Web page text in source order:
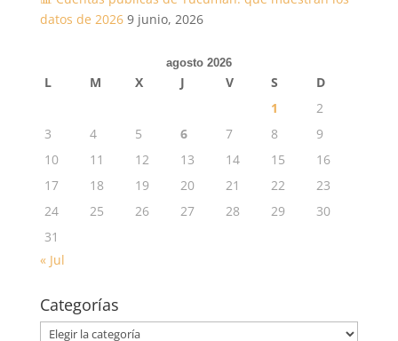
datos de 2026 9 junio, 2026
agosto 2026
L M X J V S
D
1
2
3
4 5 6 7 8
9
10
11 12 13 14 15
16
17
18 19 20 21 22
23
24
25 26 27 28 29
30
31
« Jul
Categorías
Categorías